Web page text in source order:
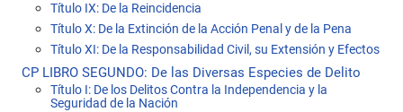
Título IX: De la Reincidencia
Título X: De la Extinción de la Acción Penal y de la Pena
Título XI: De la Responsabilidad Civil, su Extensión y Efectos
CP LIBRO SEGUNDO: De las Diversas Especies de Delito
Título I: De los Delitos Contra la Independencia y la
Seguridad de la Nación